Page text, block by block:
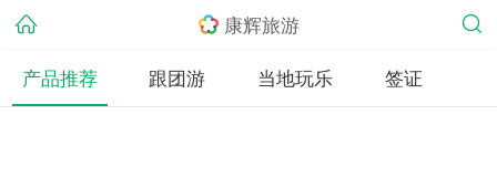
康辉旅游
产品推荐
跟团游 当地玩乐 签证